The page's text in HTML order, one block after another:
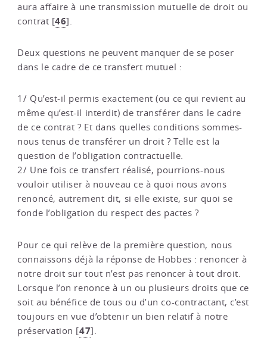
aura affaire à une transmission mutuelle de droit ou
contrat [46].
Deux questions ne peuvent manquer de se poser
dans le cadre de ce transfert mutuel :
1/ Qu’est-il permis exactement (ou ce qui revient au
même qu’est-il interdit) de transférer dans le cadre
de ce contrat ? Et dans quelles conditions sommes-
nous tenus de transférer un droit ? Telle est la
question de l’obligation contractuelle.
2/ Une fois ce transfert réalisé, pourrions-nous
vouloir utiliser à nouveau ce à quoi nous avons
renoncé, autrement dit, si elle existe, sur quoi se
fonde l’obligation du respect des pactes ?
Pour ce qui relève de la première question, nous
connaissons déjà la réponse de Hobbes : renoncer à
notre droit sur tout n’est pas renoncer à tout droit.
Lorsque l’on renonce à un ou plusieurs droits que ce
soit au bénéfice de tous ou d’un co-contractant, c’est
toujours en vue d’obtenir un bien relatif à notre
préservation [47].